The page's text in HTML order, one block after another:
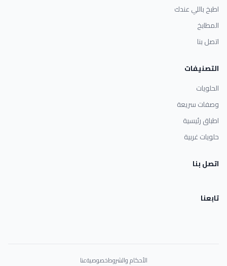
اطبخ باللي عندك
المطابخ
اتصل بنا
التصنيفات
الحلويات
وصفات سريعة
اطباق رئيسية
حلويات غربية
اتصل بنا
تابعنا
الأحكام والشروطخصوصيةعنا